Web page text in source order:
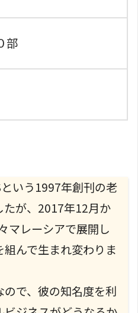
部
いう1997年創刊の老
が、2017年12月か
マレーシアで展開し
んで生まれ変わりま
で、彼の知名度を利